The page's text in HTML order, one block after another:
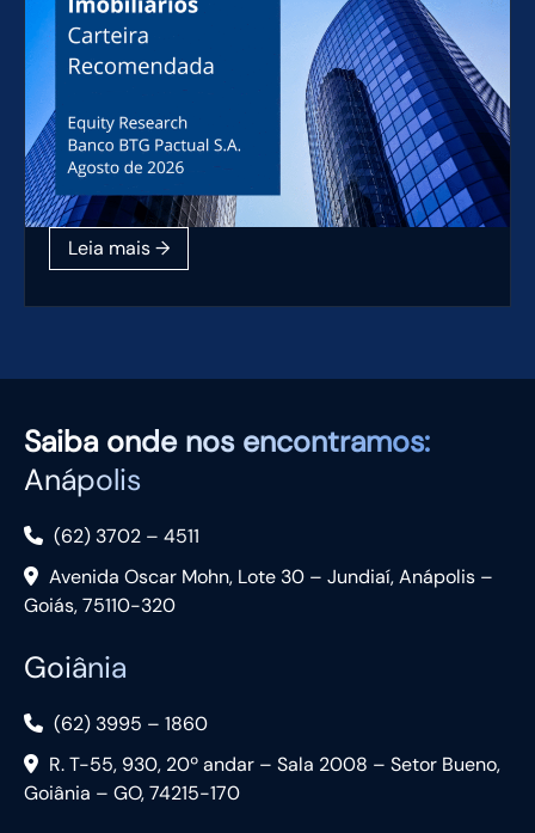
Saiba onde nos encontramos:
Anápolis
(62) 3702 – 4511
Avenida Oscar Mohn, Lote 30 – Jundiaí, Anápolis –
Goiás, 75110-320
Goiânia
(62) 3995 – 1860
R. T-55, 930, 20º andar – Sala 2008 – Setor Bueno,
Goiânia – GO, 74215-170